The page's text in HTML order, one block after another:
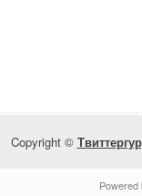
Copyright ©